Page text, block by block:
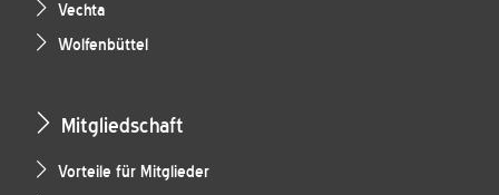
Vechta
Wolfenbüttel
Mitgliedschaft
Vorteile für Mitglieder